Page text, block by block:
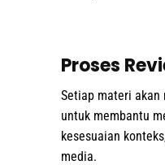
Proses
Setiap materi akan
untuk membantu
kesesuaian
media.